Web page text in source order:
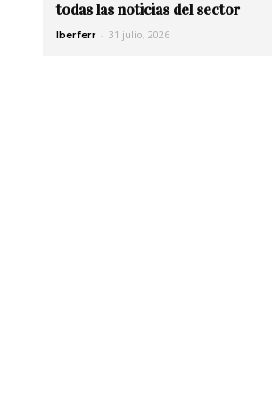
todas las noticias del sector
Iberferr - 31 julio, 2026